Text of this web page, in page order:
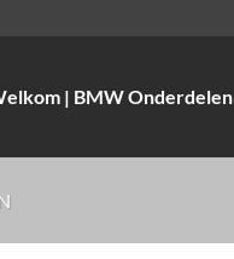
| BMW Onderdelen